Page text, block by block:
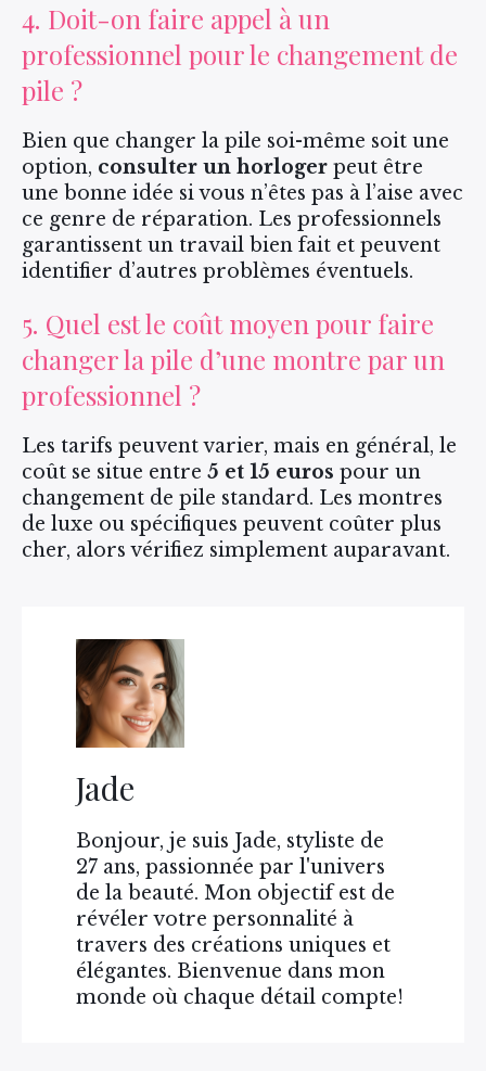
4. Doit-on faire appel à un
professionnel pour le changement de
pile ?
Bien que changer la pile soi-même soit une
option, consulter un horloger peut être
une bonne idée si vous n’êtes pas à l’aise avec
ce genre de réparation. Les professionnels
garantissent un travail bien fait et peuvent
identifier d’autres problèmes éventuels.
5. Quel est le coût moyen pour faire
changer la pile d’une montre par un
professionnel ?
Les tarifs peuvent varier, mais en général, le
coût se situe entre 5 et 15 euros pour un
changement de pile standard. Les montres
de luxe ou spécifiques peuvent coûter plus
cher, alors vérifiez simplement auparavant.
Jade
Bonjour, je suis Jade, styliste de
27 ans, passionnée par l'univers
de la beauté. Mon objectif est de
révéler votre personnalité à
travers des créations uniques et
élégantes. Bienvenue dans mon
monde où chaque détail compte!